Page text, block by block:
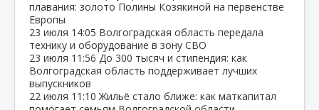
плавания: золото Полины Козякиной на первенстве
Европы
23 июля 14:05 Волгоградская область передала
технику и оборудование в зону СВО
23 июля 11:56 До 300 тысяч и стипендия: как
Волгоградская область поддерживает лучших
выпускников
22 июля 11:10 Жильё стало ближе: как маткапитал